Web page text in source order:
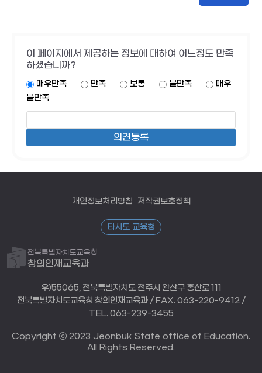
이 페이지에서 제공하는 정보에 대하여 어느정도 만족
하셨습니까?
매우만족 만족 보통 불만족
매우
불만족
개인정보처리방침 저작권보호정책
타시도 교육청
전북특별자치도교육청
창의인재교육과
우)55065, 전북특별자치도 전주시 완산구 홍산로 111
전북특별자치도교육청 창의인재교육과 / FAX. 063-220-9412 /
TEL. 063-239-3455
Copyright ⓒ 2023 Jeonbuk State office of Education.
All Rights Reserved.